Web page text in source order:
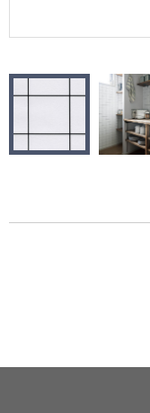
モデルハウス
新築戸建・マンション
#リリカラのある暮らし
大阪ショールーム